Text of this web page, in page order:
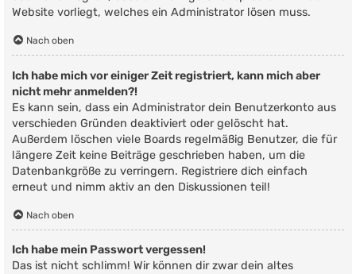
Website vorliegt, welches ein Administrator lösen muss.
Nach oben
Ich habe mich vor einiger Zeit registriert, kann mich aber
nicht mehr anmelden?!
Es kann sein, dass ein Administrator dein Benutzerkonto aus
verschieden Gründen deaktiviert oder gelöscht hat.
Außerdem löschen viele Boards regelmäßig Benutzer, die für
längere Zeit keine Beiträge geschrieben haben, um die
Datenbankgröße zu verringern. Registriere dich einfach
erneut und nimm aktiv an den Diskussionen teil!
Nach oben
Ich habe mein Passwort vergessen!
Das ist nicht schlimm! Wir können dir zwar dein altes